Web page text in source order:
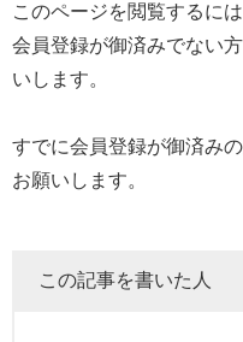
このページを閲覧するに
会員登録が御済みでない方
いします。
すでに会員登録が御済み
お願いします。
この記事を書いた人